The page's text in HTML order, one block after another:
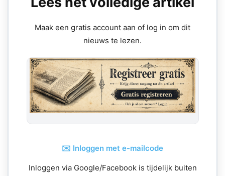
Maak een gratis account aan of log in om dit
nieuws te lezen.
✉️ Inloggen met e-mailcode
Inloggen via Google/Facebook is tijdelijk buiten